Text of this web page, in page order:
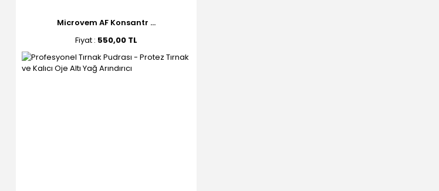
Microvem AF Konsantr ...
Fiyat : 550,00 TL